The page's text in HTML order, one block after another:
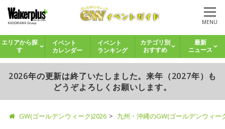
MENU
エリアから探
す
イベント
カレンダー
イベント
ランキング
カテゴリ別
おすすめ
最新
ニュース
2026年の更新は終了いたしました。来年（2027年）も
どうぞよろしくお願いします。
GW(ゴールデンウィーク)2026 九州・沖縄のGW(ゴールデンウィ